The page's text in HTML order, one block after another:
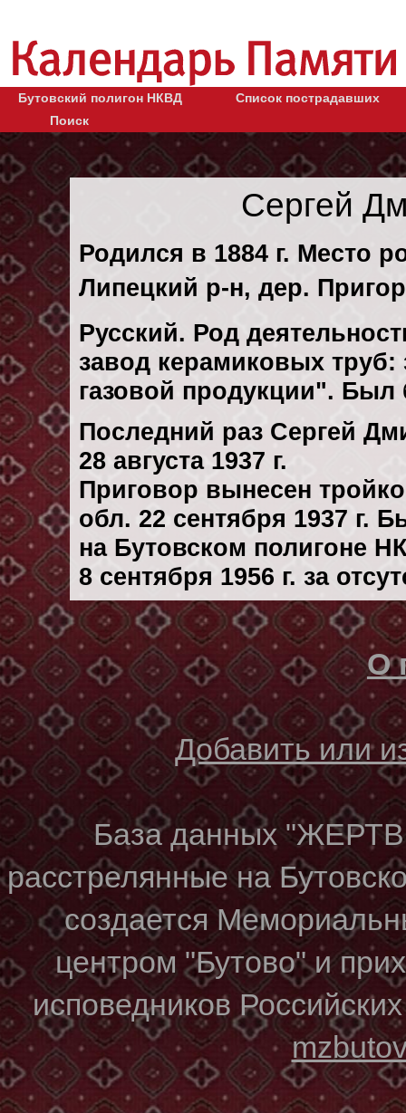
Бутовский полигон НКВД
Список пострадавших
Поиск
Сергей
Родился в 1884 г. Место
Липецкий р-н, дер.
Русский. Род
завод керамиковых
газовой продукции".
Последний раз Сергей
28 августа 1937 г.
Приговор вынесен
обл. 22 сентября 1937 г.
на Бутовском полигоне
8 сентября 1956 г. за
О
Добавить или
База данных
расстрелянные на
создается
центром "Бутово" и
исповедников